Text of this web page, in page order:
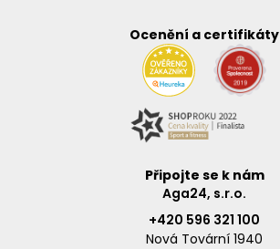
Ocenění a certifikáty
Připojte se k nám
Aga24, s.r.o.
+420 596 321 100
Nová Tovární 1940